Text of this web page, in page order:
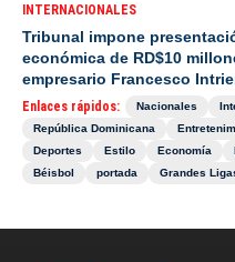
INTERNACIONALES
Tribunal impone
económica de RD$10
empresario Francesco
Enlaces rápidos: Nacionales
República Dominicana
Deportes
Estilo Economía
Béisbol
portada Grandes